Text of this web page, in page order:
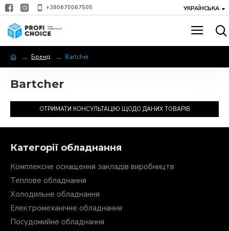
+380670067505 УКРАЇНСЬКА
Бренд Bartcher
Bartcher
ОТРИМАТИ КОНСУЛЬТАЦІЮ ЩОДО ДАНИХ ТОВАРІВ
Категорії обладнання
Комплексне оснащення закладів виробництв
Теплове обладнання
Холодильне обладнання
Електромеханічне обладнання
Посудомийне обладнання